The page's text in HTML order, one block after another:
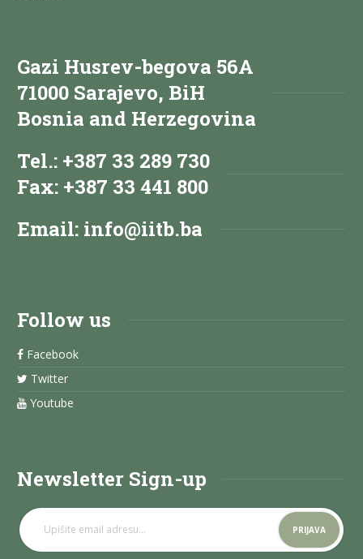
Gazi Husrev-begova 56A
71000 Sarajevo, BiH
Bosnia and Herzegovina
Tel.: +387 33 289 730
Fax: +387 33 441 800
Email: info@iitb.ba
Follow us
Facebook
Twitter
Youtube
Newsletter Sign-up